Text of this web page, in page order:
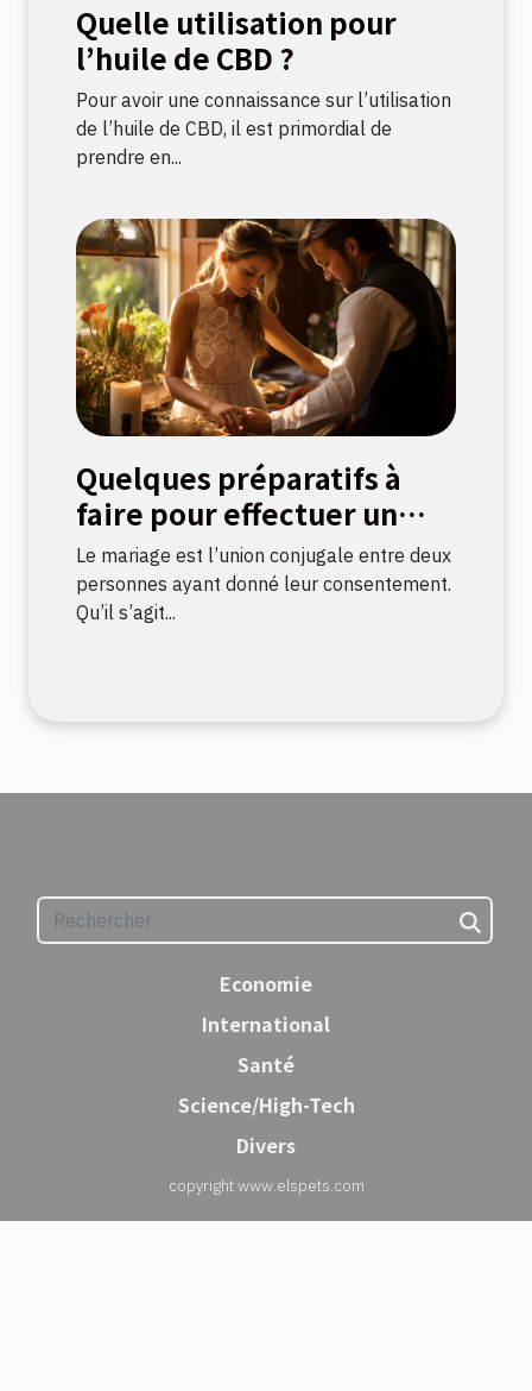
Quelle utilisation pour
l’huile de CBD ?
Pour avoir une connaissance sur l’utilisation
de l’huile de CBD, il est primordial de
prendre en...
Quelques préparatifs à
faire pour effectuer un
mariage civil
Le mariage est l’union conjugale entre deux
personnes ayant donné leur consentement.
Qu’il s’agit...
Economie
International
Santé
Science/High-Tech
Divers
copyright www.elspets.com